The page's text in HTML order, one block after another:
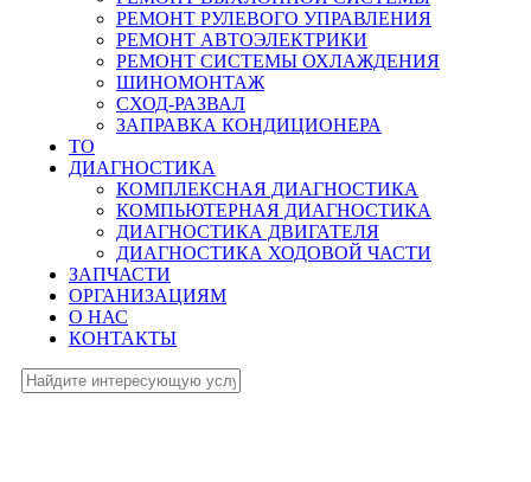
РЕМОНТ РУЛЕВОГО УПРАВЛЕНИЯ
РЕМОНТ АВТОЭЛЕКТРИКИ
РЕМОНТ СИСТЕМЫ ОХЛАЖДЕНИЯ
ШИНОМОНТАЖ
СХОД-РАЗВАЛ
ЗАПРАВКА КОНДИЦИОНЕРА
ТО
ДИАГНОСТИКА
КОМПЛЕКСНАЯ ДИАГНОСТИКА
КОМПЬЮТЕРНАЯ ДИАГНОСТИКА
ДИАГНОСТИКА ДВИГАТЕЛЯ
ДИАГНОСТИКА ХОДОВОЙ ЧАСТИ
ЗАПЧАСТИ
ОРГАНИЗАЦИЯМ
О НАС
КОНТАКТЫ